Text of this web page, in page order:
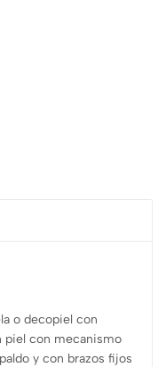
o decopiel con
piel con mecanismo
y con brazos fijos